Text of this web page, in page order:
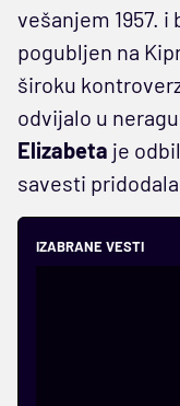
vešanjem 1957.
pogubljen na
široku
odvijalo u
Elizabeta je
savesti
IZABRANE VESTI